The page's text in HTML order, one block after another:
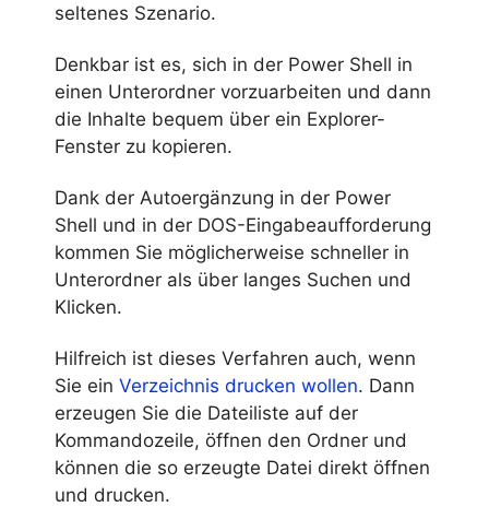
seltenes Szenario.
Denkbar ist es, sich in der Power Shell in
einen Unterordner vorzuarbeiten und dann
die Inhalte bequem über ein Explorer-
Fenster zu kopieren.
Dank der Autoergänzung in der Power
Shell und in der DOS-Eingabeaufforderung
kommen Sie möglicherweise schneller in
Unterordner als über langes Suchen und
Klicken.
Hilfreich ist dieses Verfahren auch, wenn
Sie ein Verzeichnis drucken wollen. Dann
erzeugen Sie die Dateiliste auf der
Kommandozeile, öffnen den Ordner und
können die so erzeugte Datei direkt öffnen
und drucken.